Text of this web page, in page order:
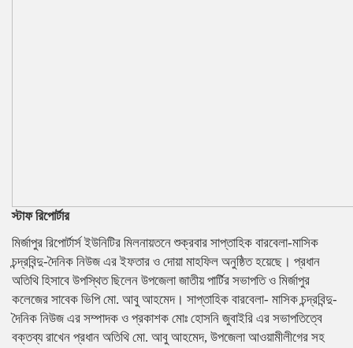
স্টাফ রিপোর্টার
মির্জাপুর রিপোর্টার্স ইউনিটির মিলনায়তনে শুক্রবার সাপ্তাহিক বারবেলা-মাসিক
চন্দ্রবিন্দু-দৈনিক নিউজ এর ইফতার ও দোয়া মাহফিল অনুষ্ঠিত হয়েছে। প্রধান
অতিথি হিসাবে উপস্থিত ছিলেন উপজেলা জাতীয় পার্টির সভাপতি ও মির্জাপুর
কলেজের সাবেক ভিপি মো. আবু আহমেদ। সাপ্তাহিক বারবেলা- মাসিক চন্দ্রবিন্দু-
দৈনিক নিউজ এর সম্পাদক ও প্রকাশক মোঃ হোসনি জুবাইরি এর সভাপতিত্বে
বক্তব্য রাখেন প্রধান অতিথি মো. আবু আহমেদ, উপজেলা আওয়ামীলীগের সহ